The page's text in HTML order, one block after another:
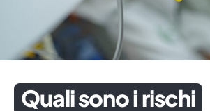
Quali sono i rischi